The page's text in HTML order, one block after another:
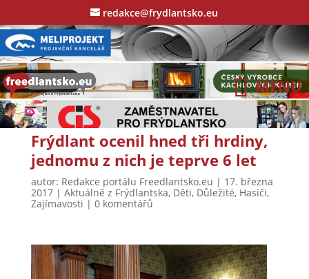
redakce@frydlantsko.eu
Frýdlant ocenil hned tři hrdiny,
jednomu z nich je teprve 6 let
autor: Redakce portálu Freedlantsko.eu | 17. března
2017| Aktuálně z Frýdlantska, Děti, Důležité, Hasiči,
Zajímavosti | 0 komentářů